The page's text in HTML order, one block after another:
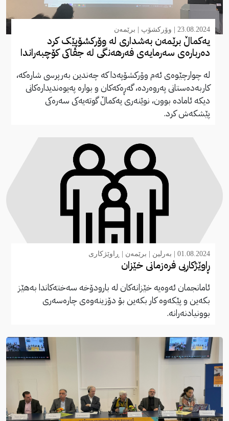
23.08.2024 | وۆرکشۆپ | برێمەن
یەکماڵ برێمەن بەشداری لە وۆرکشۆپێک کرد
دەربارەی سەرمایەی فەرهەنگی لە جڤاکی کۆچبەراندا
لە چوارچێوەی ئەم وۆرکشۆپەدا کە چەندین بەرپرسی شارەکە،
کاربەدەستانی پەروەردە، گەڕەکەکان و بوارە پەیوەندیدارەکانی
دیکە ئامادە بوون، نوێنەری یەکماڵ گوتەیەکی سەرەکی
پێشکەش کرد.
01.08.2024 | بەرلین برێمەن ڕاوێژکاری
ڕاوێژکاریی فرەزمانی خێزان
ئامانجمان ئەوەیە خێزانەکان لە بارودۆخە سەختەکاندا بەهێز
بکەین و پێکەوە کار بکەین بۆ دۆزینەوەی چارەسەری
بوونیادنەرانە.